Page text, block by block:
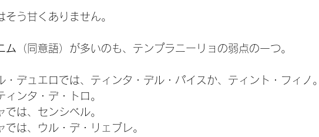
そう甘くありません。
ム （同意語）が多いのも、テンプラニーリョの弱点の一つ。
・デュエロでは、ティンタ・デル・パイスか、ティント・フィノ。
ィンタ・デ・トロ。
では、センシベル。
では、ウル・デ・リェブレ。